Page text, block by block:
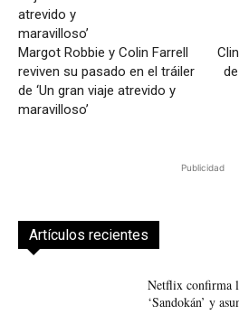
Margot Robbie y Colin Farrell
reviven su pasado en el tráiler
de ‘Un gran viaje atrevido y
maravilloso’
Publicidad
Artículos recientes
Netflix confirma
‘Sandokán’ y